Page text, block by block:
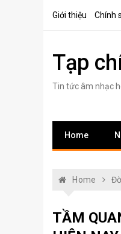
Giới thiệu Chính
Tạp
Tin tức âm nhạc
Home
Home
TẦM